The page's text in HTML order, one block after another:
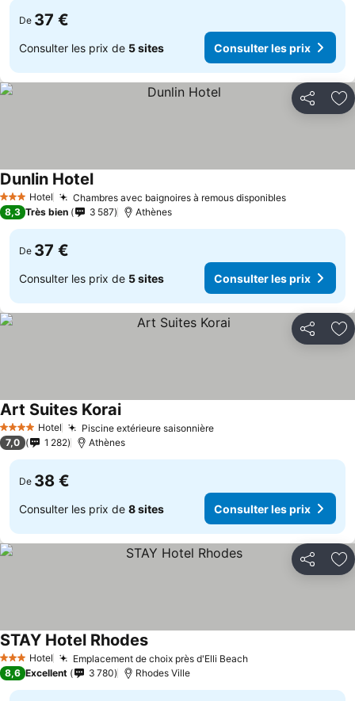
De 37 €
Consulter les prix de 5 sites Consulter les prix
Partager
3 ÉtoilesHotel Chambres avec baignoires à remous disponibles
Dunlin Hotel
8,3 Très bien 3 587 Athènes
De 37 €
Consulter les prix de 5 sites Consulter les prix
Partager
4 Étoiles Hotel Piscine extérieure saisonnière
Art Suites Korai
7,0 1 282 Athènes
De 38 €
Consulter les prix de 8 sites Consulter les prix
Partager
3 ÉtoilesHotel Emplacement de choix près d'Elli Beach
STAY Hotel Rhodes
8,6 Excellent 3 780 Rhodes Ville